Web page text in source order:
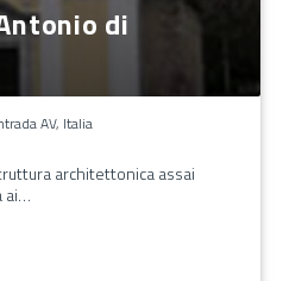
di
AV, Italia
architettonica assai
ai…